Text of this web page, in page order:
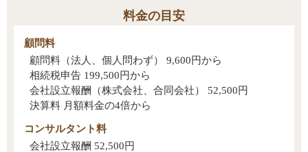
料金の目安
顧問料
顧問料（法人、個人問わず） 9,600円から
相続税申告 199,500円から
会社設立報酬（株式会社、合同会社） 52,500円
決算料 月額料金の4倍から
コンサルタント料
会社設立報酬 52,500円